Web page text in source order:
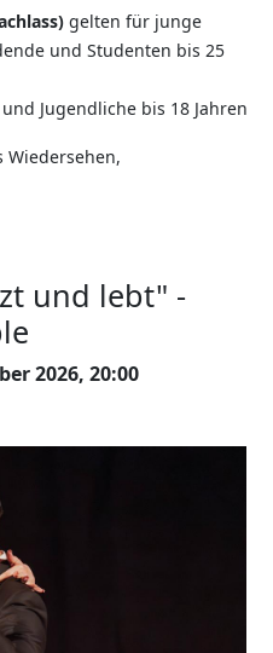
gelten für junge
und Studenten bis 25
Jugendliche bis 18 Jahren
und lebt" -
2026, 20:00